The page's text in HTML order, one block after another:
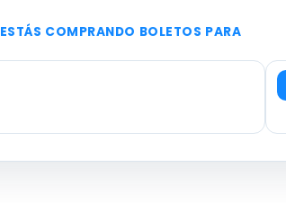
ESTÁS COMPRANDO BOLETOS PARA